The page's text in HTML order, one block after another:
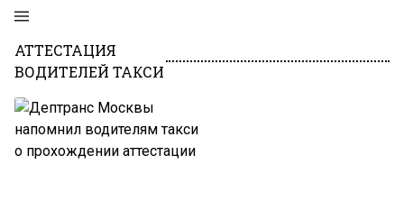
АТТЕСТАЦИЯ
ВОДИТЕЛЕЙ ТАКСИ